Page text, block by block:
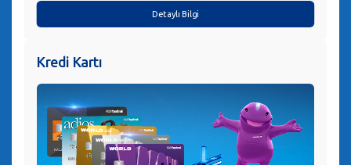
Detaylı Bilgi
Kredi Kartı